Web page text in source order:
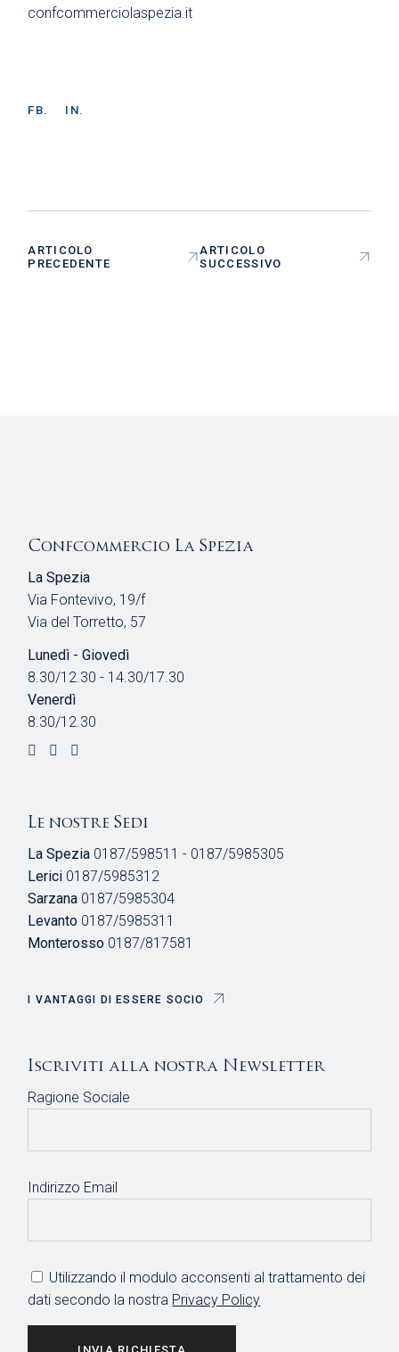
confcommerciolaspezia.it
FB. IN.
ARTICOLO
PRECEDENTE
ARTICOLO
SUCCESSIVO
Confcommercio La Spezia
La Spezia
Via Fontevivo, 19/f
Via del Torretto, 57
Lunedì - Giovedì
8.30/12.30 - 14.30/17.30
Venerdì
8.30/12.30
Le nostre Sedi
La Spezia 0187/598511 - 0187/5985305
Lerici 0187/5985312
Sarzana 0187/5985304
Levanto 0187/5985311
Monterosso 0187/817581
I VANTAGGI DI ESSERE SOCIO
Iscriviti alla nostra Newsletter
Ragione Sociale
Indirizzo Email
Utilizzando il modulo acconsenti al trattamento dei
dati secondo la nostra Privacy Policy